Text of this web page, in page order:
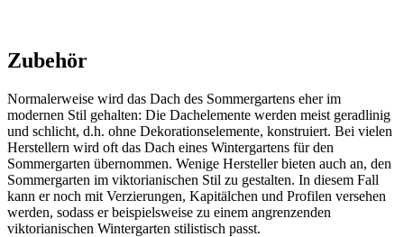
Zubehör
Normalerweise wird das Dach des Sommergartens eher im
modernen Stil gehalten: Die Dachelemente werden meist geradlinig
und schlicht, d.h. ohne Dekorationselemente, konstruiert. Bei vielen
Herstellern wird oft das Dach eines Wintergartens für den
Sommergarten übernommen. Wenige Hersteller bieten auch an, den
Sommergarten im viktorianischen Stil zu gestalten. In diesem Fall
kann er noch mit Verzierungen, Kapitälchen und Profilen versehen
werden, sodass er beispielsweise zu einem angrenzenden
viktorianischen Wintergarten stilistisch passt.